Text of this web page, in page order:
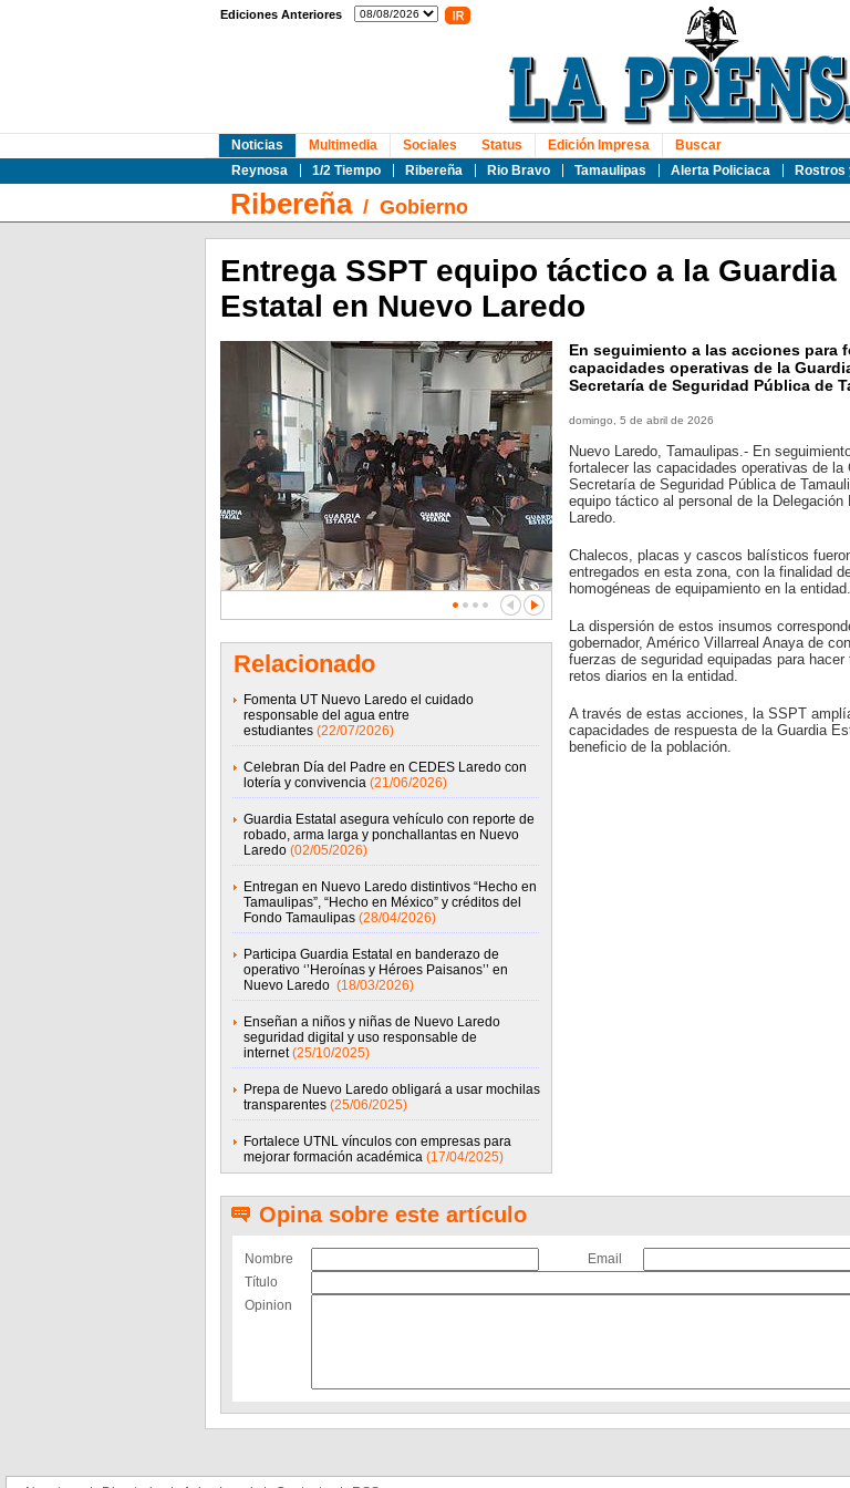
Ediciones Anteriores
Noticias
Reynosa
1/2 Tiempo Ribereña Rio Bravo Tamaulipas Alerta Policiaca Rostros
Multimedia Sociales Status Edición Impresa Buscar
Ribereña/ Gobierno
Entrega SSPT equipo táctico a la Guardia
Estatal en Nuevo Laredo
Relacionado
Fomenta UT Nuevo Laredo el cuidado
responsable del agua entre
estudiantes (22/07/2026)
Celebran Día del Padre en CEDES Laredo con
lotería y convivencia (21/06/2026)
Guardia Estatal asegura vehículo con reporte de
robado, arma larga y ponchallantas en Nuevo
Laredo (02/05/2026)
Entregan en Nuevo Laredo distintivos “Hecho en
Tamaulipas”, “Hecho en México” y créditos del
Fondo Tamaulipas (28/04/2026)
Participa Guardia Estatal en banderazo de
operativo ‘’Heroínas y Héroes Paisanos’’ en
Nuevo Laredo (18/03/2026)
Enseñan a niños y niñas de Nuevo Laredo
seguridad digital y uso responsable de
internet (25/10/2025)
Prepa de Nuevo Laredo obligará a usar mochilas
transparentes (25/06/2025)
Fortalece UTNL vínculos con empresas para
mejorar formación académica (17/04/2025)
En seguimiento a las acciones para
capacidades operativas de la
Secretaría de Seguridad Pública de
domingo, 5 de abril de 2026
Nuevo Laredo, Tamaulipas.- En
fortalecer las capacidades operativas de la
Secretaría de Seguridad Pública de
equipo táctico al personal de la Delegación
Laredo.
Chalecos, placas y cascos balísticos
entregados en esta zona, con la finalidad
homogéneas de equipamiento en la entidad.
La dispersión de estos insumos
gobernador, Américo Villarreal Anaya de
fuerzas de seguridad equipadas para hacer
retos diarios en la entidad.
A través de estas acciones, la SSPT
capacidades de respuesta de la Guardia
beneficio de la población.
Opina sobre este artículo
Nombre
Email
Título
Opinion